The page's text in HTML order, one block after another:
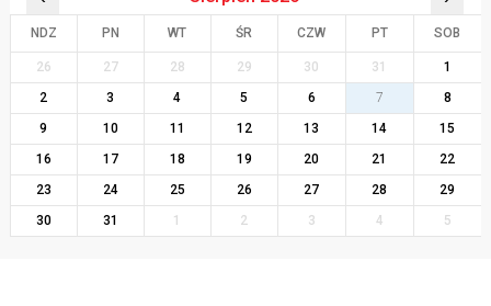
NDZ PN WT ŚR CZW PT SOB
26 27 28 29 30 31
1
2
3 4 5 6 7
8
9
10 11 12 13 14
15
16
17 18 19 20 21
22
23
24 25 26 27 28
29
30
31 1 2 3 4 5